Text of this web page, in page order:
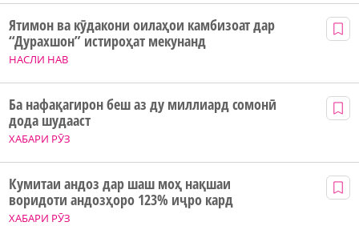
НАСЛИ НАВ
Ятимон ва кӯдакони оилаҳои камбизоат дар
“Дурахшон” истироҳат мекунанд
ХАБАРИ РӮЗ
Ба нафақагирон беш аз ду миллиард сомонӣ
дода шудааст
ХАБАРИ РӮЗ
Кумитаи андоз дар шаш моҳ нақшаи
воридоти андозҳоро 123% иҷро кард